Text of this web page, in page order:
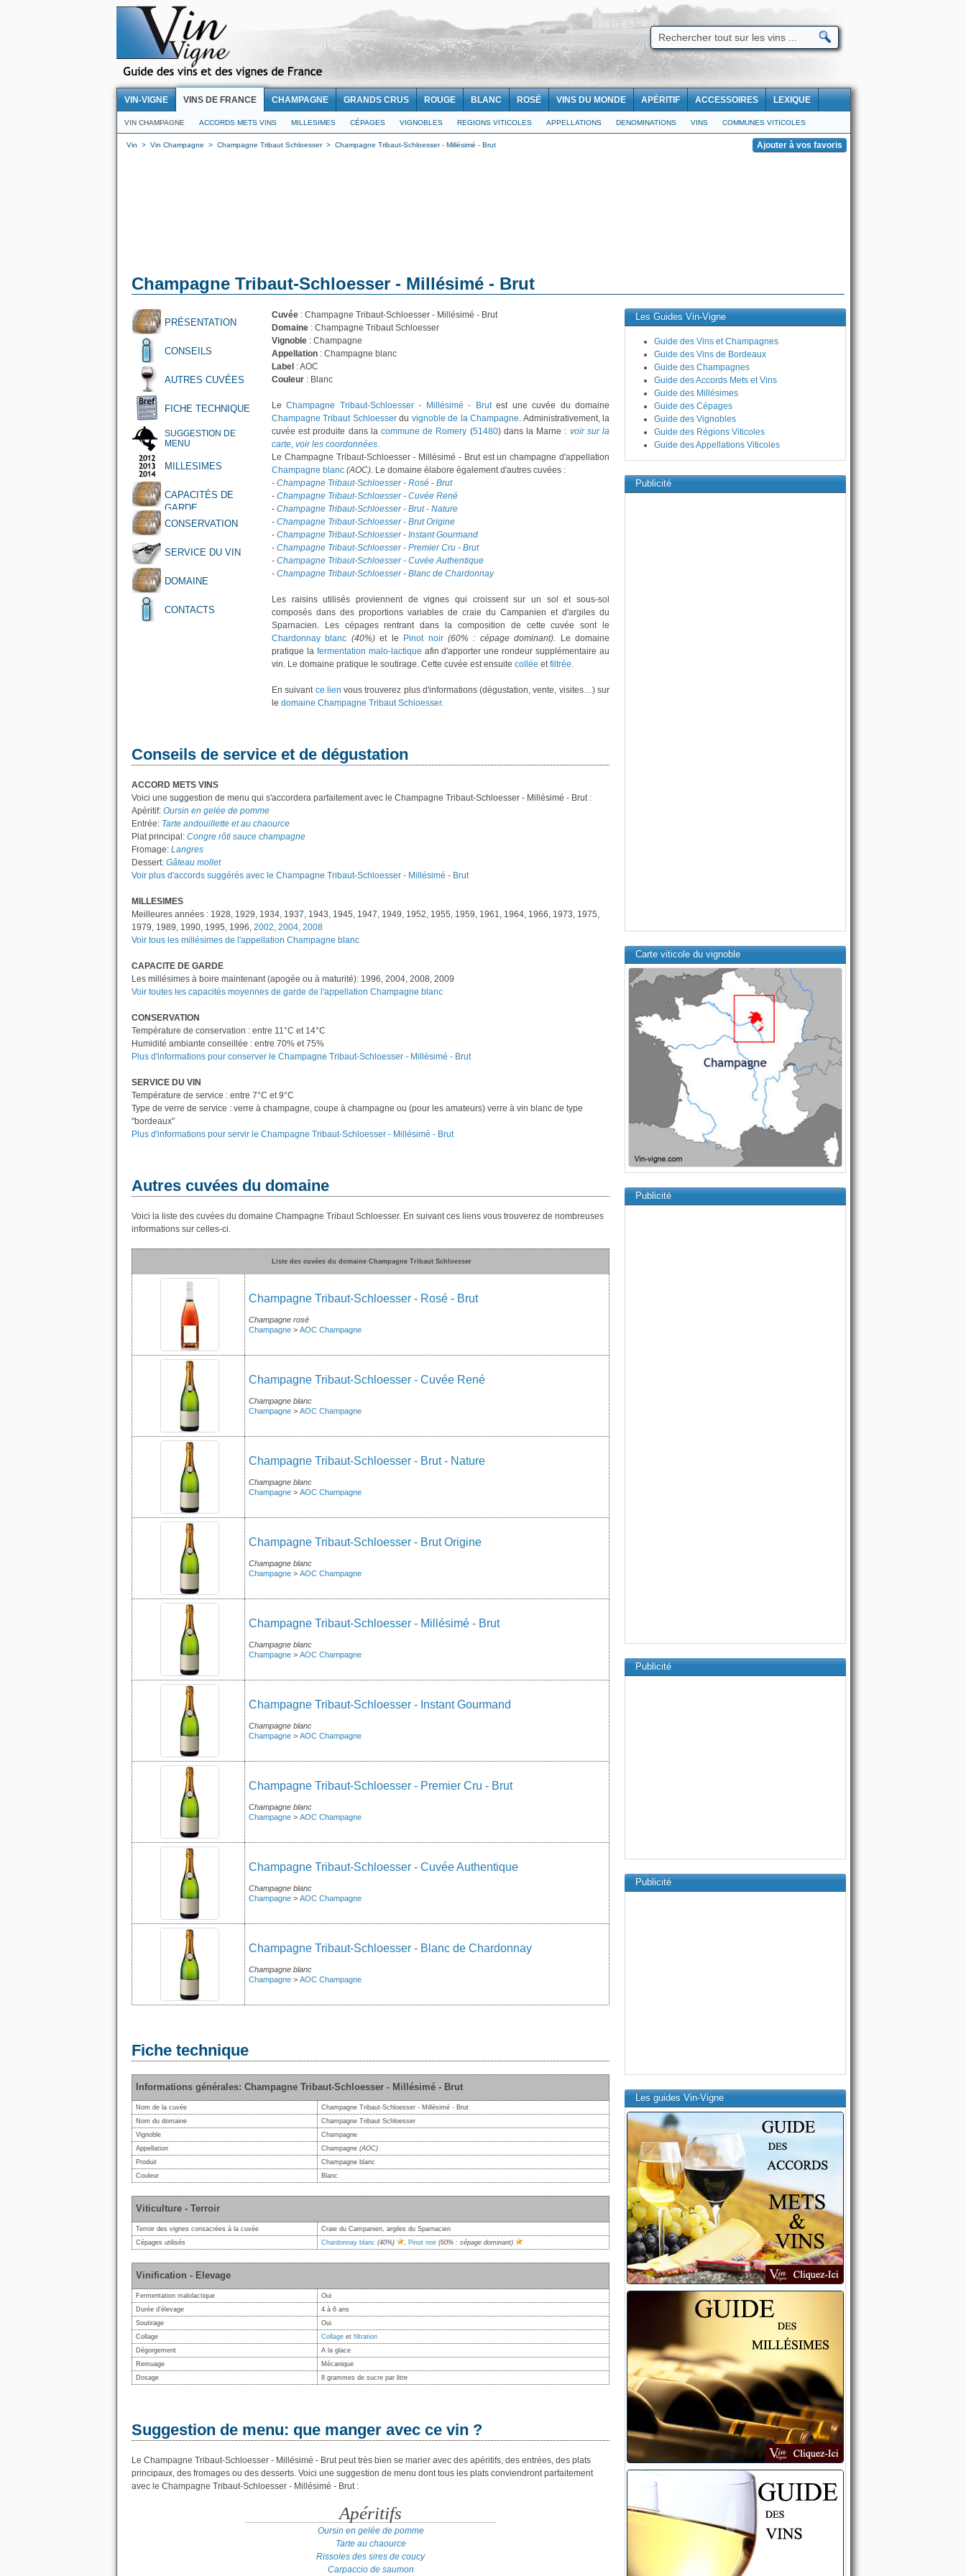
VIN-VIGNE VINS DE FRANCE CHAMPAGNE GRANDS CRUS ROUGE BLANC ROSÉ VINS DU MONDE APÉRITIF ACCESSOIRES LEXIQUE
VIN CHAMPAGNE ACCORDS METS VINS MILLESIMES CÉPAGES VIGNOBLES REGIONS VITICOLES APPELLATIONS DENOMINATIONS VINS COMMUNES VITICOLES
Vin > Vin Champagne > Champagne Tribaut Schloesser > Champagne Tribaut-Schloesser - Millésimé - Brut
Champagne Tribaut-Schloesser - Millésimé - Brut
PRÉSENTATION
CONSEILS
AUTRES CUVÉES
FICHE TECHNIQUE
SUGGESTION DE
MENU
MILLESIMES
CAPACITÉS DE
GARDE
CONSERVATION
SERVICE DU VIN
DOMAINE
CONTACTS
Cuvée : Champagne Tribaut-Schloesser - Millésimé - Brut
Domaine : Champagne Tribaut Schloesser
Vignoble : Champagne
Appellation : Champagne blanc
Label : AOC
Couleur : Blanc
LeChampagne Tribaut-Schloesser - Millésimé - Brutest une cuvée du domaine
Champagne Tribaut Schloesserdu vignoble de la Champagne. Administrativement, la
cuvée est produite dans la commune de Romery (51480) dans la Marne : voir sur la
carte, voir les coordonnées.
Le Champagne Tribaut-Schloesser - Millésimé - Brut est un champagne d'appellation
Champagne blanc (AOC). Le domaine élabore également d'autres cuvées :
- Champagne Tribaut-Schloesser - Rosé - Brut
- Champagne Tribaut-Schloesser - Cuvée René
- Champagne Tribaut-Schloesser - Brut - Nature
- Champagne Tribaut-Schloesser - Brut Origine
- Champagne Tribaut-Schloesser - Instant Gourmand
- Champagne Tribaut-Schloesser - Premier Cru - Brut
- Champagne Tribaut-Schloesser - Cuvée Authentique
- Champagne Tribaut-Schloesser - Blanc de Chardonnay
Les raisins utilisés proviennent de vignes qui croissent sur un sol et sous-sol
composés dans des proportions variables de craie du Campanien et d'argiles du
Sparnacien. Les cépages rentrant dans la composition de cette cuvée sont le
Chardonnay blanc (40%)et le Pinot noir (60% : cépage dominant). Le domaine
pratique la fermentation malo-lactique afin d'apporter une rondeur supplémentaire au
vin. Le domaine pratique le soutirage. Cette cuvée est ensuite collée etfiltrée.
En suivant ce lien vous trouverez plus d'informations (dégustation, vente, visites…) sur
le domaine Champagne Tribaut Schloesser.
Conseils de service et de dégustation
ACCORD METS VINS
Voici une suggestion de menu qui s'accordera parfaitement avec le Champagne Tribaut-Schloesser - Millésimé - Brut :
Apéritif: Oursin en gelée de pomme
Entrée: Tarte andouillette et au chaource
Plat principal: Congre rôti sauce champagne
Fromage: Langres
Dessert: Gâteau mollet
Voir plus d'accords suggérés avec le Champagne Tribaut-Schloesser - Millésimé - Brut
MILLESIMES
Meilleures années : 1928, 1929, 1934, 1937, 1943, 1945, 1947, 1949, 1952, 1955, 1959, 1961, 1964, 1966, 1973, 1975,
1979, 1989, 1990, 1995, 1996, 2002, 2004, 2008
Voir tous les millésimes de l'appellation Champagne blanc
CAPACITE DE GARDE
Les millésimes à boire maintenant (apogée ou à maturité): 1996, 2004, 2008, 2009
Voir toutes les capacités moyennes de garde de l'appellation Champagne blanc
CONSERVATION
Température de conservation : entre 11°C et 14°C
Humidité ambiante conseillée : entre 70% et 75%
Plus d'informations pour conserver le Champagne Tribaut-Schloesser - Millésimé - Brut
SERVICE DU VIN
Température de service : entre 7°C et 9°C
Type de verre de service : verre à champagne, coupe à champagne ou (pour les amateurs) verre à vin blanc de type
"bordeaux"
Plus d'informations pour servir le Champagne Tribaut-Schloesser - Millésimé - Brut
Autres cuvées du domaine
Voici la liste des cuvées du domaine Champagne Tribaut Schloesser. En suivant ces liens vous trouverez de nombreuses
informations sur celles-ci.
Liste des cuvées du domaine Champagne Tribaut Schloesser
Champagne Tribaut-Schloesser - Rosé - Brut
Champagne rosé
Champagne > AOC Champagne
Champagne Tribaut-Schloesser - Cuvée René
Champagne blanc
Champagne > AOC Champagne
Champagne Tribaut-Schloesser - Brut - Nature
Champagne blanc
Champagne > AOC Champagne
Champagne Tribaut-Schloesser - Brut Origine
Champagne blanc
Champagne > AOC Champagne
Champagne Tribaut-Schloesser - Millésimé - Brut
Champagne blanc
Champagne > AOC Champagne
Champagne Tribaut-Schloesser - Instant Gourmand
Champagne blanc
Champagne > AOC Champagne
Champagne Tribaut-Schloesser - Premier Cru - Brut
Champagne blanc
Champagne > AOC Champagne
Champagne Tribaut-Schloesser - Cuvée Authentique
Champagne blanc
Champagne > AOC Champagne
Champagne Tribaut-Schloesser - Blanc de Chardonnay
Champagne blanc
Champagne > AOC Champagne
Fiche technique
Informations générales: Champagne Tribaut-Schloesser - Millésimé - Brut
Nom de la cuvée
Champagne Tribaut-Schloesser - Millésimé - Brut
Nom du domaine
Champagne Tribaut Schloesser
Vignoble
Champagne
Appellation
Champagne (AOC)
Produit
Champagne blanc
Couleur
Blanc
Viticulture - Terroir
Terroir des vignes consacrées à la cuvée
Craie du Campanien, argiles du Sparnacien
Cépages utilisés
Chardonnay blanc (40%) , Pinot noir (60% : cépage dominant)
Vinification - Elevage
Fermentation malolactique
Oui
Durée d'élevage
4 à 6 ans
Soutirage
Oui
Collage
Collage et filtration
Dégorgement
A la glace
Remuage
Mécanique
Dosage
8 grammes de sucre par litre
Suggestion de menu: que manger avec ce vin ?
Le Champagne Tribaut-Schloesser - Millésimé - Brut peut très bien se marier avec des apéritifs, des entrées, des plats
principaux, des fromages ou des desserts. Voici une suggestion de menu dont tous les plats conviendront parfaitement
avec le Champagne Tribaut-Schloesser - Millésimé - Brut :
Apéritifs
Oursin en gelée de pomme
Tarte au chaource
Rissoles des sires de coucy
Carpaccio de saumon
Les Guides Vin-Vigne
Guide des Vins et Champagnes
Guide des Vins de Bordeaux
Guide des Champagnes
Guide des Accords Mets et Vins
Guide des Millésimes
Guide des Cépages
Guide des Vignobles
Guide des Régions Viticoles
Guide des Appellations Viticoles
Publicité
Carte viticole du vignoble
Publicité
Publicité
Publicité
Les guides Vin-Vigne